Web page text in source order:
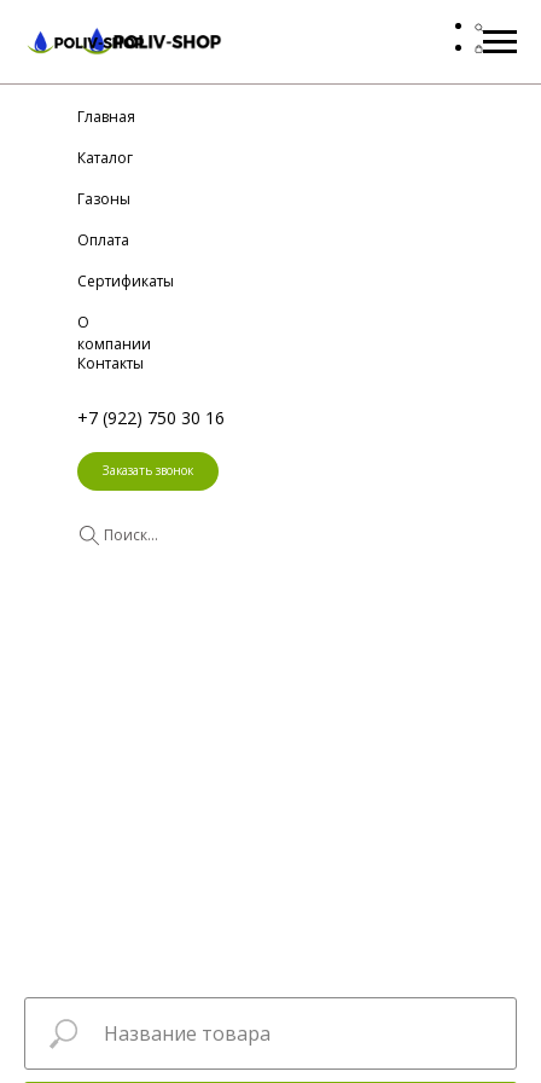
Заказать звонок
+7 (922) 750 30 16
Главная
Каталог
Газоны
Оплата
Сертификаты
О
компании
Контакты
Поиск...